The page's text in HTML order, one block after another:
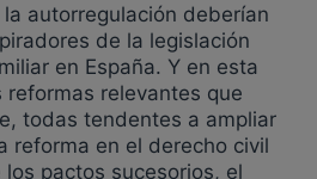
autorregulación deberían
de la legislación
en España. Y en esta
reformas relevantes que
todas tendentes a ampliar
reforma en el derecho civil
pactos sucesorios, el